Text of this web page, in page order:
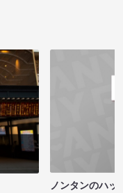
ノンタンのハッ